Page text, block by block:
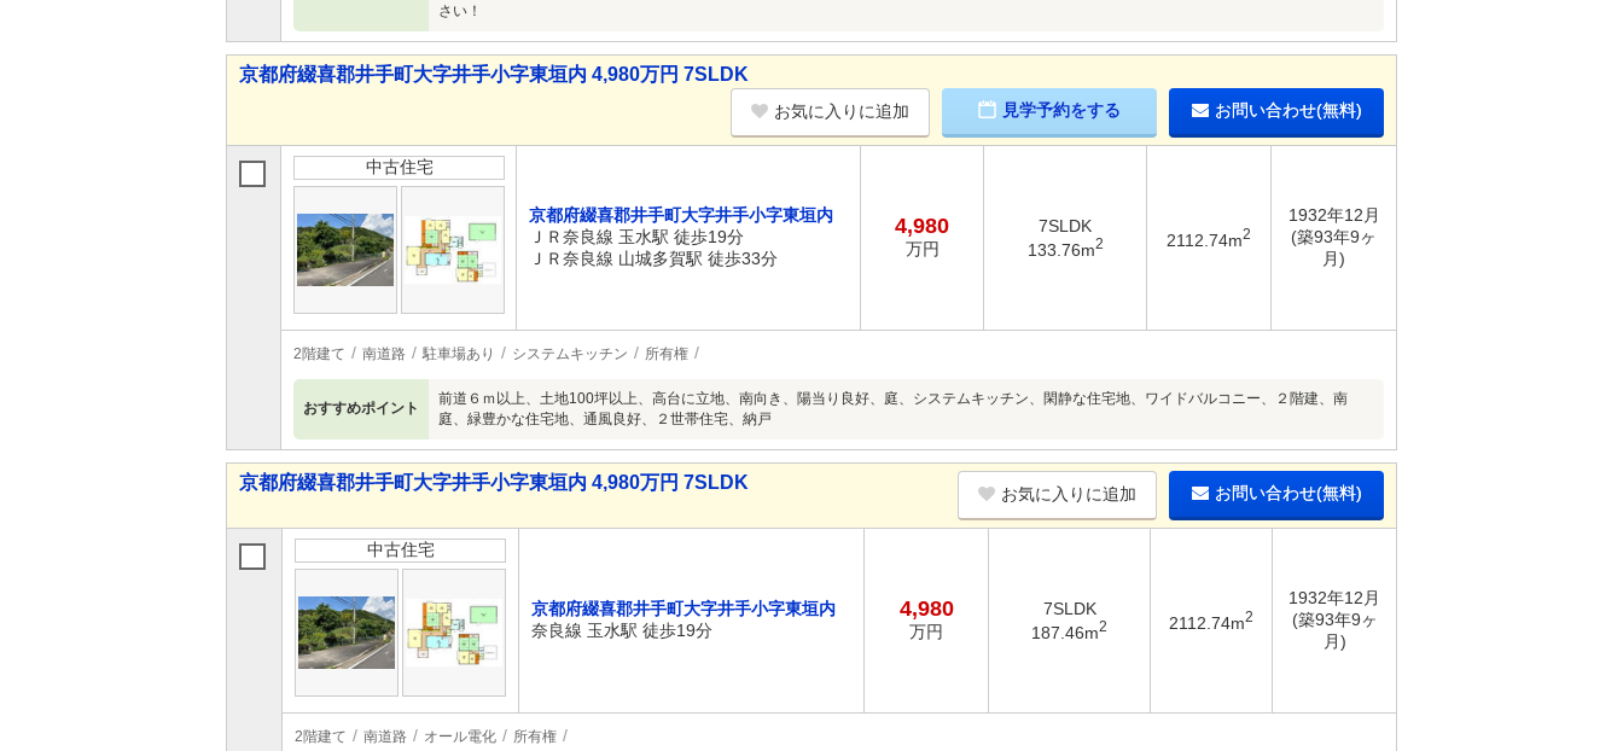
さい！
京都府綴喜郡井手町大字井手小字東垣内 4,980万円 7SLDK
お気に入りに追加 見学予約をする お問い合わせ(無料)
中古住宅
京都府綴喜郡井手町大字井手小字東垣内
ＪＲ奈良線 玉水駅 徒歩19分
ＪＲ奈良線 山城多賀駅 徒歩33分
4,980
万円
7SLDK
133.76m2 2112.74m2
1932年12月
(築93年9ヶ
月)
2階建て 南道路 駐車場あり システムキッチン 所有権
おすすめポイント
前道６ｍ以上、土地100坪以上、高台に立地、南向き、陽当り良好、庭、システムキッチン、閑静な住宅地、ワイドバルコニー、２階建、南
庭、緑豊かな住宅地、通風良好、２世帯住宅、納戸
京都府綴喜郡井手町大字井手小字東垣内 4,980万円 7SLDK
お気に入りに追加 お問い合わせ(無料)
中古住宅
京都府綴喜郡井手町大字井手小字東垣内
奈良線 玉水駅 徒歩19分
4,980
万円
7SLDK
187.46m2 2112.74m2
1932年12月
(築93年9ヶ
月)
2階建て 南道路 オール電化 所有権